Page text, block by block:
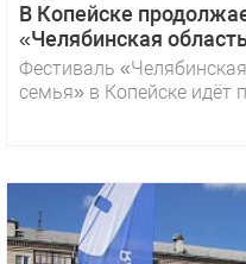
В Копейске
«Челябинская
Фестиваль
семья» в Копейске идёт